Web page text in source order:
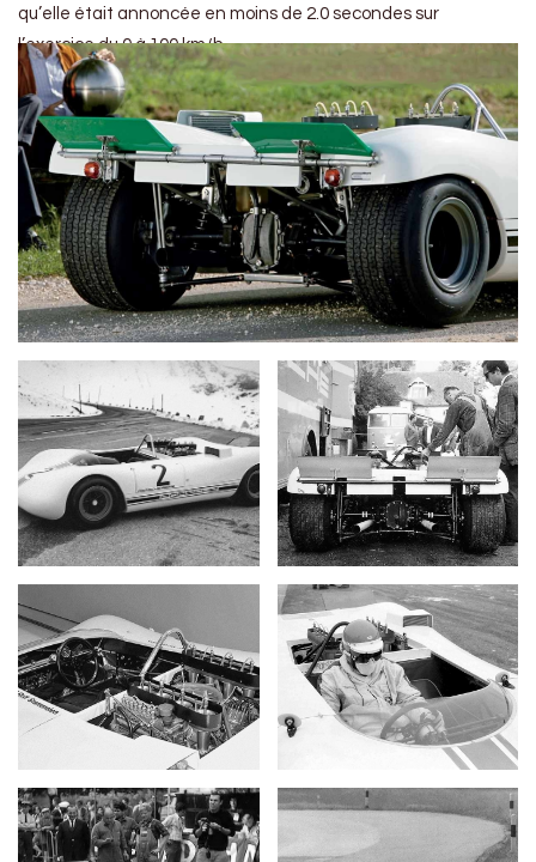
qu’elle était annoncée en moins de 2.0 secondes sur
l’exercice du 0 à 100 km/h.